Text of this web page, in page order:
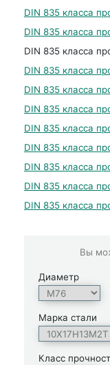
DIN 835 класса
DIN 835 класса
DIN 835 класса
DIN 835 класса
DIN 835 класса
DIN 835 класса
DIN 835 класса
DIN 835 класса
DIN 835 класса
DIN 835 класса
DIN 835 класса
Вы
Диаметр
Марка стали
Класс